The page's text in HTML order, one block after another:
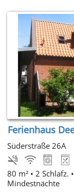
Ferienhaus
Süderstraße 26A
80 m² • 2 Schlafz.
Mindestnächte